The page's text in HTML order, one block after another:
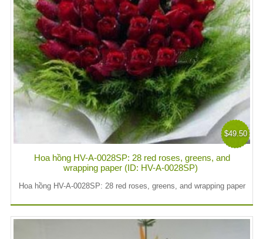
$49.50
Hoa hồng HV-A-0028SP: 28 red roses, greens, and
wrapping paper (ID: HV-A-0028SP)
Hoa hồng HV-A-0028SP: 28 red roses, greens, and wrapping paper